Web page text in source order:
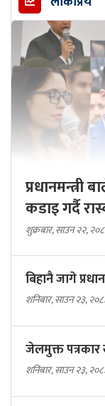
प्रधानमन्त्री
कडाइ गर्दै
शुक्रबार, साउन २२,
बिहानै जागे
शनिबार, साउन २३,
जेलमुक्त
शनिबार, साउन २३,